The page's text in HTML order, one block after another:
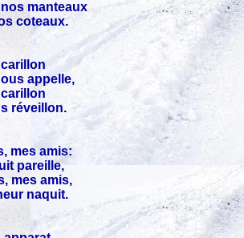
manteaux
coteaux.
appelle,
réveillon.
mes amis:
pareille,
mes amis,
naquit.